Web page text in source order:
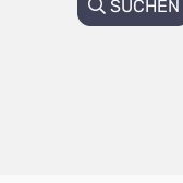
SUCHEN